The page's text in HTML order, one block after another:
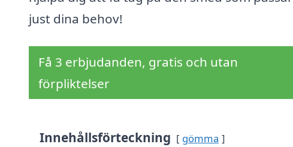
just dina behov!
Få 3 erbjudanden, gratis och utan
förpliktelser
Innehållsförteckning gömma